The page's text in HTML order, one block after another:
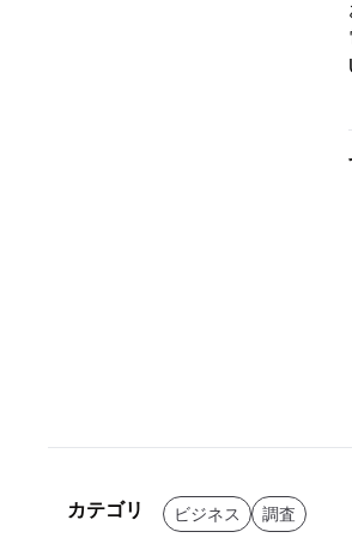
カテゴリ ビジネス 調査